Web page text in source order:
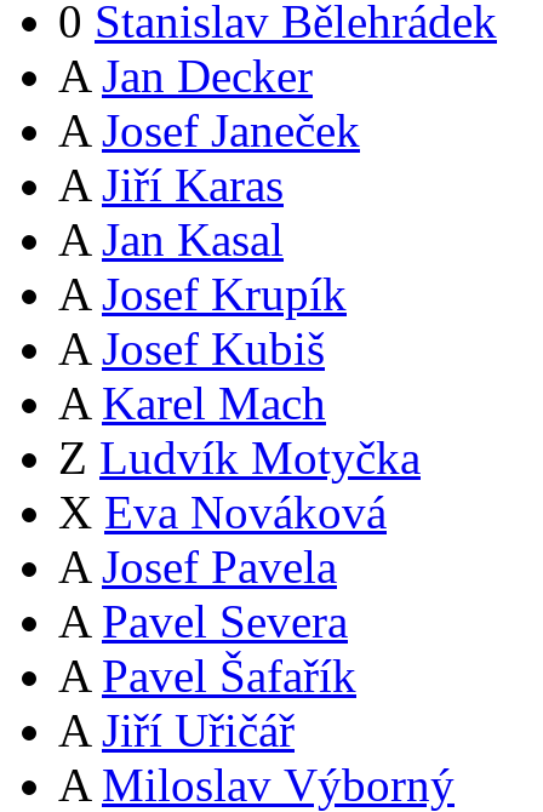
0 Stanislav Bělehrádek
A Jan Decker
A Josef Janeček
A Jiří Karas
A Jan Kasal
A Josef Krupík
A Josef Kubiš
A Karel Mach
Z Ludvík Motyčka
X Eva Nováková
A Josef Pavela
A Pavel Severa
A Pavel Šafařík
A Jiří Uřičář
A Miloslav Výborný